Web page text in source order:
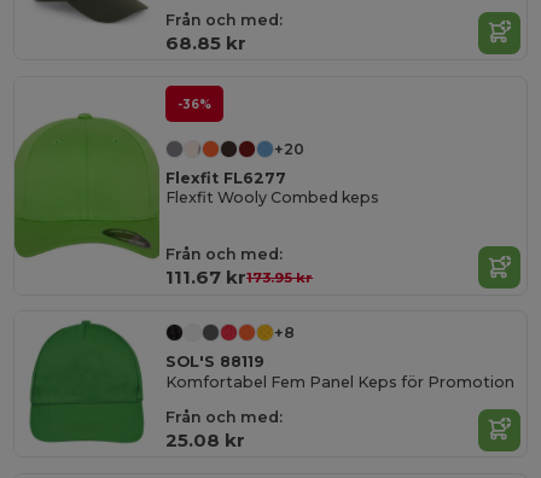
Från och med:
68.85 kr
-36%
+20
Flexfit FL6277
Flexfit Wooly Combed keps
Från och med:
111.67 kr173.95 kr
+8
SOL'S 88119
Komfortabel Fem Panel Keps för Promotion
Från och med:
25.08 kr